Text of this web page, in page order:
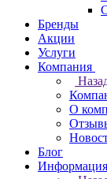
Бренды
Акции
Услуги
Компания
О
Блог
Информация